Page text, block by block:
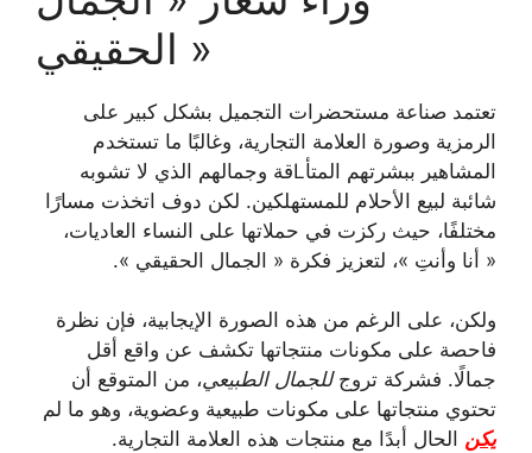
الحقيقي »
تعتمد صناعة مستحضرات التجميل بشكل كبير على
الرمزية وصورة العلامة التجارية، وغالبًا ما تستخدم
المشاهير ببشرتهم المتأLقة وجمالهم الذي لا تشوبه
شائبة لبيع الأحلام للمستهلكين. لكن دوف اتخذت مسارًا
مختلفًا، حيث ركزت في حملاتها على النساء العاديات،
« أنا وأنتِ »، لتعزيز فكرة « الجمال الحقيقي ».
ولكن، على الرغم من هذه الصورة الإيجابية، فإن نظرة
فاحصة على مكونات منتجاتها تكشف عن واقع أقل
جمالًا. فشركة تروجللجمال الطبيعي، من المتوقع أن
تحتوي منتجاتها على مكونات طبيعية وعضوية، وهو ما لم
يكن الحال أبدًا مع منتجات هذه العلامة التجارية.